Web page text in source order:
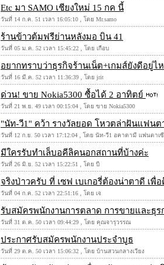
Etc มา SAMO เชียงใหม่ 15 กค นี้
วันที่ 14 ก.ค. 51 เวลา 16:05:10 , โดย Mr.samo
ร้านข้าวต้มฟรีย่านหลังมอ บิน 41
วันที่ 05 ม.ค. 52 เวลา 15:45:22 , โดย เกือบ
อยากทราบว่าธุรกิจร้านเน็ต+เกมส์ยังดีอยู่ไ
วันที่ 16 มี.ค. 52 เวลา 11:36:39 , โดย jrit
ด่วน! ขาย Nokia5300 ซื้อได้ 2 อาทิตย์
วันที่ 21 พ.ย. 49 เวลา 00:15:04 , โดย ขาย Nokia5300
"นัท-วี1" คว้า รางวัลยอด โหวตล่าฝันแฟนต
วันที่ 12 ก.ย. 50 เวลา 17:12:04 , โดย นัท-วี1 อคาดามี แฟนตาเ
มีใครรับทำเล็บอคีลิคนอกสถานที่บ้างค่ะ
วันที่ 26 มิ.ย. 52 เวลา 15:22:51 , โดย บี
จริงป่าวครับ ที่ เซฟ เบเกอรี่ต้องน่าตาดี เพื่
วันที่ 04 ก.ค. 52 เวลา 22:51:16 , โดย เจ
รับสมัครพนักงานการตลาด การขายและธุร
วันที่ 31 ต.ค. 50 เวลา 09:44:29 , โดย คุณจารุวรรณ
ประกาศรับสมัครพนักงานประจำบูธ
วันที่ 29 ต.ค. 50 เวลา 15:06:32 , โดย บ้านสวนกลางเวียง